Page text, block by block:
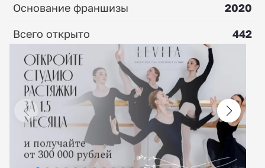
Основание франшизы
2020
Всего открыто
442